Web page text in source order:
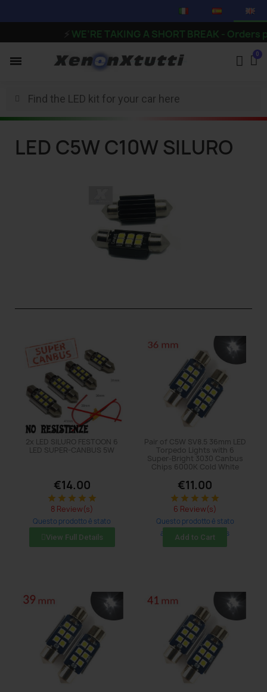
WE’RE TAKING A SHORT BREAK - Orders
LED C5W C10W SILURO
2x LED SILURO FESTOON 6
LED SUPER-CANBUS 5W
€14.00
star star star star star
8 Review(s)
Questo prodotto è stato
acquistato: 101 times
View Full Details
Pair of C5W SV8.5 36mm LED
Torpedo Lights with 6
Super-Bright 3030 Canbus
Chips 6000K Cold White
€11.00
star star star star star
6 Review(s)
Questo prodotto è stato
acquistato: 203 times
Add to Cart